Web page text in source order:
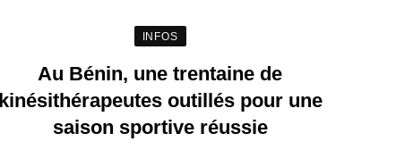
INFOS
Au Bénin, une trentaine de
kinésithérapeutes outillés pour une
saison sportive réussie